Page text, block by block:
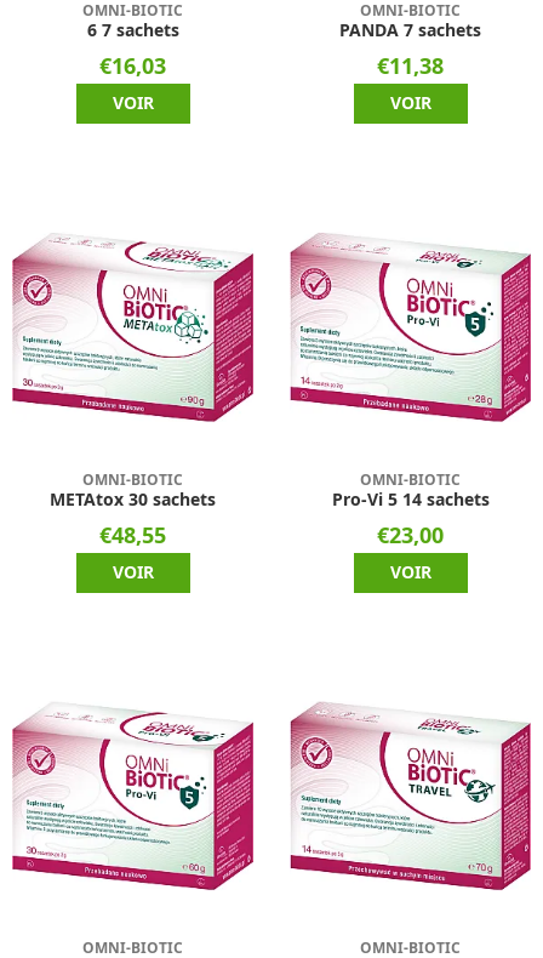
OMNI-BIOTIC
6 7 sachets
€16,03
VOIR
OMNI-BIOTIC
PANDA 7 sachets
€11,38
VOIR
OMNI-BIOTIC
METAtox 30 sachets
€48,55
VOIR
OMNI-BIOTIC
Pro-Vi 5 14 sachets
€23,00
VOIR
OMNI-BIOTIC OMNI-BIOTIC